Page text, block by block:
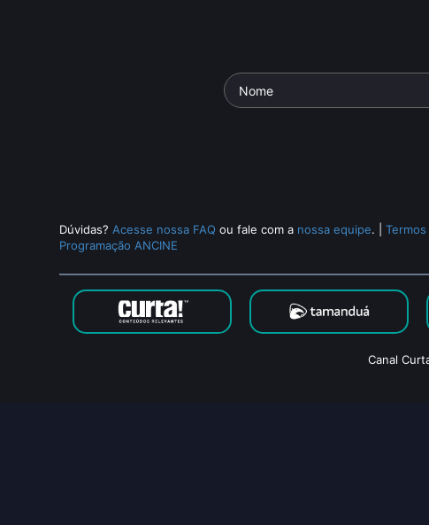
Dúvidas? Acesse nossa FAQ ou fale com a nossa equipe. |
Programação ANCINE
Canal